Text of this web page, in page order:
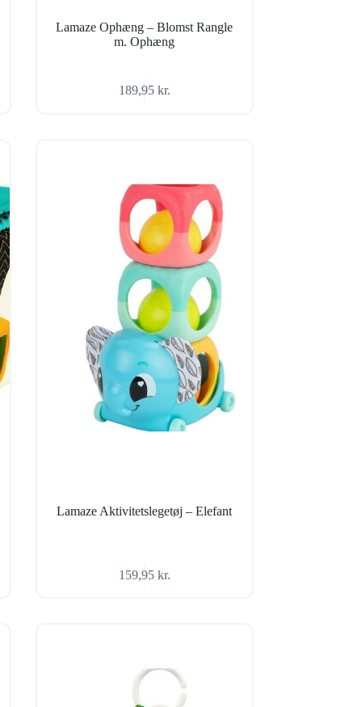
Lamaze Ophæng – Blomst Rangle
m. Ophæng
189,95 kr.
Lamaze Aktivitetslegetøj – Elefant
159,95 kr.